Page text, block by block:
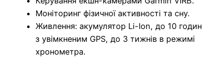
Моніторинг фізичної активності та сну.
Живлення: акумулятор Li-Ion, до 10 годин
з увімкненим GPS, до 3 тижнів в режимі
хронометра.